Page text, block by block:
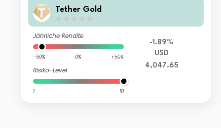
Tether Gold
Jährliche Rendite
-50% 0% +50%
Risiko-Level
1 10
-1.89%
USD
4,047.65